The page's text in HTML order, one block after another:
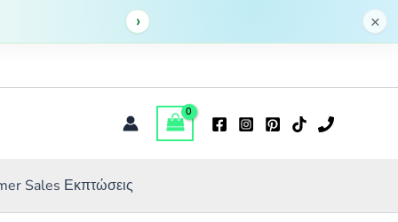
› ×
Sales Εκπτώσεις
9,10 €.
WIFI
TUYA